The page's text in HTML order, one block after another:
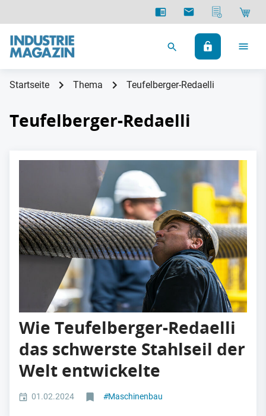
Startseite Thema Teufelberger-Redaelli
Teufelberger-Redaelli
Wie Teufelberger-Redaelli
das schwerste Stahlseil der
Welt entwickelte
01.02.2024 #Maschinenbau